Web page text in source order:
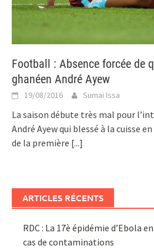
Football : Absence forcée de
ghanéen André Ayew
19/08/2016 Sumai Issa
La saison débute très mal pour
André Ayew qui blessé à la cuisse
de la première [...]
ARTICLES RÉCENTS
RDC : La 17è épidémie d’Ebola
cas de contaminations